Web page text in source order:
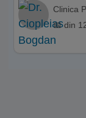
Clinica
📅 din